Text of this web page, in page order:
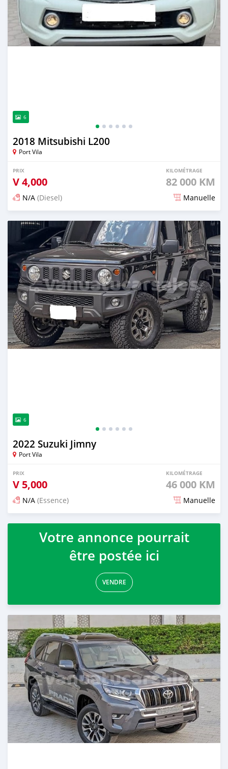
6
2018 Mitsubishi L200
Port Vila
PRIX
V4,000
KILOMÉTRAGE
82 000 KM
N/A (Diesel) Manuelle
Publié il y a 3 mois
6
2022 Suzuki Jimny
Port Vila
PRIX
V 5,000
KILOMÉTRAGE
46 000 KM
N/A (Essence) Manuelle
Publié il y a 3 mois
Votre annonce pourrait
être postée ici
VENDRE